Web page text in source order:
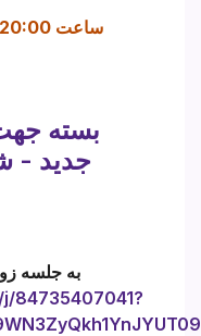
ساعت 20:00
بسته
جدید -
به جلسه
84735407041?